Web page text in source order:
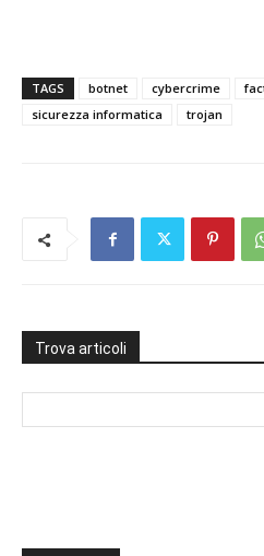
TAGS botnet cybercrime
sicurezza informatica
trojan
Trova articoli